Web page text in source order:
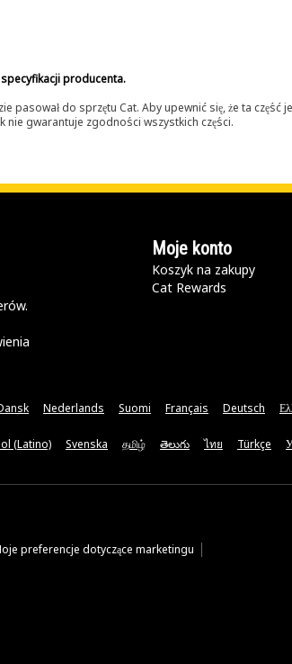
producenta.
do sprzętu Cat. Aby upewnić się, że ta
nie gwarantuje zgodności wszystkich części.
Moje konto
Koszyk na zakupy
Cat Rewards
Nederlands Suomi Français Deutsch
(Latino) Svenska தமிழ் తెలుగు ไทย Türkçe
preferencje dotyczące marketingu